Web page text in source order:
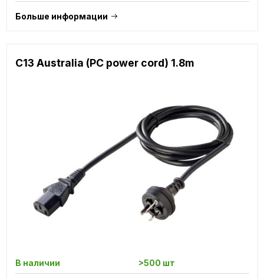
Больше информации
C13 Australia (PC power cord) 1.8m
В наличии >500 шт